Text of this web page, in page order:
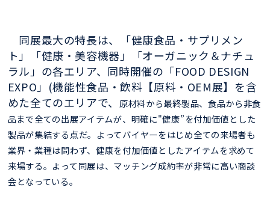
同展最大の特長は、「健康食品・サプリメン
ト」「健康・美容機器」「オーガニック＆ナチュ
ラル」の各エリア、同時開催の「FOOD DESIGN
EXPO」(機能性食品・飲料【原料・OEM展】を含
めた全てのエリアで、
原材料から最終製品、食品から非食
品まで全ての出展アイテムが、 明確に"健康”を付加価値とした
製品が集結する点だ。よってバイヤーをはじめ全ての来場者も
業界・業種は問わず、健康を付加価値としたアイテムを求めて
来場する。よって同展は、マッチング成約率が非常に高い商談
会となっている。